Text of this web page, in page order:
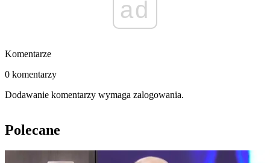
ad
Komentarze
0 komentarzy
Dodawanie komentarzy wymaga zalogowania.
Polecane